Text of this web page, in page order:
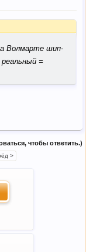
Волмарте шип-
=
чтобы ответить.)
>